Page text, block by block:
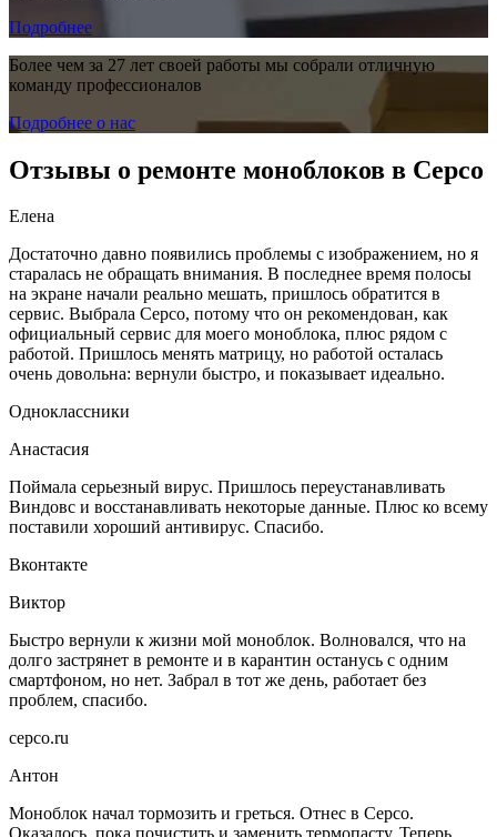
Подробнее
Более чем за 27 лет своей работы мы собрали отличную
команду профессионалов
Подробнее о нас
Отзывы о ремонте моноблоков в Серсо
Елена
Достаточно давно появились проблемы с изображением, но я
старалась не обращать внимания. В последнее время полосы
на экране начали реально мешать, пришлось обратится в
сервис. Выбрала Серсо, потому что он рекомендован, как
официальный сервис для моего моноблока, плюс рядом с
работой. Пришлось менять матрицу, но работой осталась
очень довольна: вернули быстро, и показывает идеально.
Одноклассники
Анастасия
Поймала серьезный вирус. Пришлось переустанавливать
Виндовс и восстанавливать некоторые данные. Плюс ко всему
поставили хороший антивирус. Спасибо.
Вконтакте
Виктор
Быстро вернули к жизни мой моноблок. Волновался, что на
долго застрянет в ремонте и в карантин останусь с одним
смартфоном, но нет. Забрал в тот же день, работает без
проблем, спасибо.
серсо.ru
Антон
Моноблок начал тормозить и греться. Отнес в Серсо.